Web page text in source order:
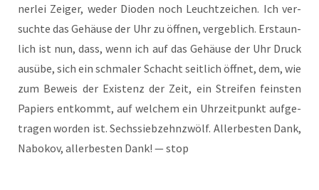
ner­lei Zei­ger, weder Dioden noch Leucht­zei­chen. Ich ver­
such­te das Gehäu­se der Uhr zu öff­nen, ver­geb­lich. Erstaun­
lich ist nun, dass, wenn ich auf das Gehäu­se der Uhr Druck
aus­übe, sich ein schma­ler Schacht seit­lich öff­net, dem, wie
zum Beweis der Exis­tenz der Zeit, ein Strei­fen feins­ten
Papiers ent­kommt, auf wel­chem ein Uhr­zeit­punkt auf­ge­
tra­gen wor­den ist. Sechs­sieb­zehnzwölf. Aller­bes­ten Dank,
Nabo­kov, aller­bes­ten Dank! — stop